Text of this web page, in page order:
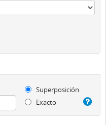
Superposición
Exacto